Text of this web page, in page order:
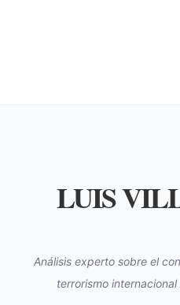
LUIS
Análisis experto sobre el
terrorismo